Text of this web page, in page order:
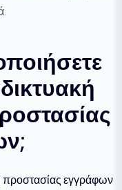
προστασίας εγγράφων